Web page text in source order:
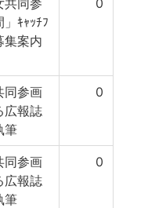
共同参
ｷｬｯﾁﾌ
集案内
0
同参画
広報誌
筆
0
同参画
広報誌
筆
0